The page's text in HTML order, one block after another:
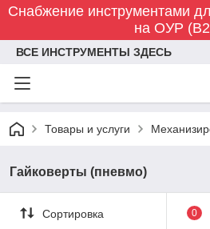
Снабжение инструментами
на ОУР
ВСЕ ИНСТРУМЕНТЫ ЗДЕСЬ
Товары и услуги
Гайковерты (пневмо)
Сортировка 0